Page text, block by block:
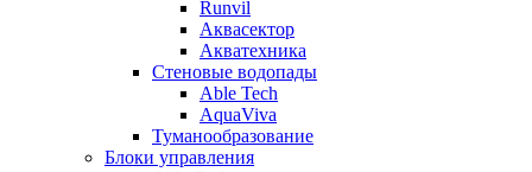
Runvil
Аквасектор
Акватехника
Стеновые водопады
Able Tech
AquaViva
Туманообразование
Блоки управления